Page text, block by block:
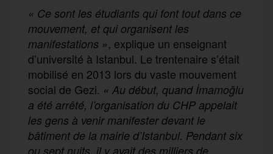
« Ce sont les étudiants qui font tout dans ce
mouvement, et qui organisent les
manifestations », explique un enseignant
d’université à Istanbul. Le trentenaire s’était
mobilisé en 2013 lors du vaste mouvement
social de Gezi. « Au début, quand İmamoğlu
a été arrêté, l’organisation du CHP appelait
les gens à venir manifester devant le
bâtiment de la mairie d’Istanbul. Pendant six
ou sept nuits, il y avait des milliers de